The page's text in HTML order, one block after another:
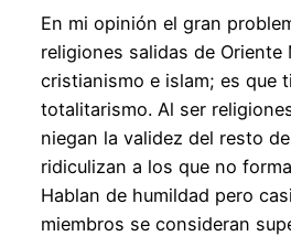
En mi opinión el gran
religiones salidas de Oriente
cristianismo e islam; es que
totalitarismo. Al ser
niegan la validez del resto
ridiculizan a los que no
Hablan de humildad pero
miembros se consideran